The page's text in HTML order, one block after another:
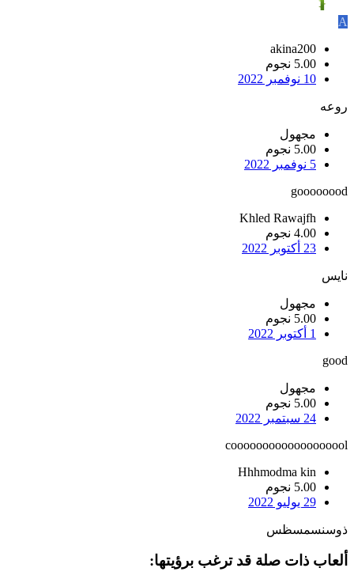
A
akina200
5.00 نجوم
10 نوفمبر 2022
روعه
مجهول
5.00 نجوم
5 نوفمبر 2022
goooooood
Khled Rawajfh
4.00 نجوم
23 أكتوبر 2022
نايس
مجهول
5.00 نجوم
1 أكتوبر 2022
good
مجهول
5.00 نجوم
24 سبتمبر 2022
cooooooooooooooooool
Hhhmodma kin
5.00 نجوم
29 يوليو 2022
ذوسنسمسظس
ألعاب ذات صلة قد ترغب برؤيتها: